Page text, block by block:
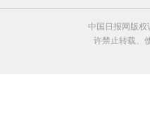
中国日报网版权
许禁止转载、